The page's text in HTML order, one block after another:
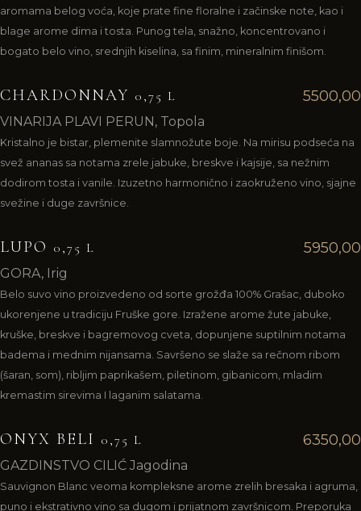
aromama belog voća, koje prate fine floralne i začinske note, kao i
blage arome dima i tosta. Punog tela, snažno, koncentrovano i
bogato belo vino, srednjih kiselina, sa finim, mineralnim finišom.
CHARDONNAY 0,75 L 5500,00
VINARIJA PLAVI PERUN, Topola
Kristalno je bistar, plemenite slamnožute boje. Na mirisu podseća na
svež ananas sa notama zrele jabuke, breskve i kajsije, sa nežnim
dodirom tosta i vanile. Izuzetno harmonično i zaokruženo vino, sjajne
svežine i duge završnice.
LUPO 0,75 L 5950,00
GORA, Irig
Belo suvo vino proizvedeno od sorte grožđa 100% Grašac, duboko
ukorenjene u tradiciju Fruške gore. Izražene arome žute jabuke,
kruške, breskve i bagremovog cveta, dopunjene suptilnim notama
badema i mednim nijansama. Savršeno se slaže sa rečnom ribom
(šaran, som), ribljim paprikašem, piletinom, gibanicom, mladim
kremastim sirevima I laganim salatama.
ONYX BELI 0,75 L 6350,00
GAZDINSTVO CILIĆ Jagodina
Sauvignon Blanc veoma kompleksne arome zrelih bresaka i agruma,
puno i ekstrativno vino sa dugom i prijatnom završnicom. Preporuka